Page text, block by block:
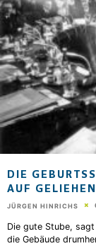
DIE
AUF
JÜRGEN HINRICHS
Die gute Stube,
die Gebäude